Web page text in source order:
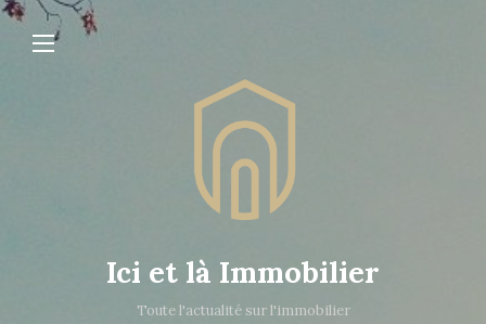
Ici et là Immobilier
Toute l'actualité sur l'immobilier